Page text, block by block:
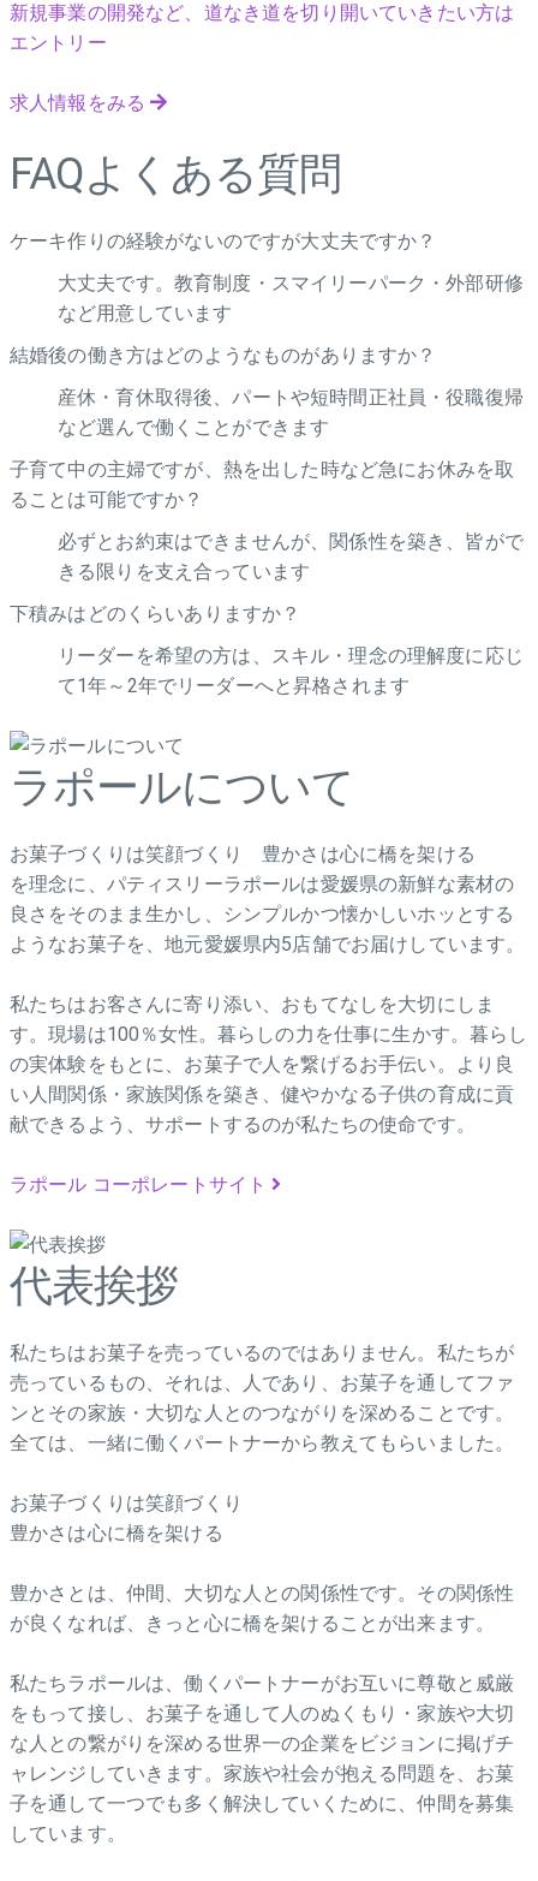
新規事業の開発など、道なき道を切り開いていきたい方は
エントリー
求人情報をみる
FAQよくある質問
ケーキ作りの経験がないのですが大丈夫ですか？
大丈夫です。教育制度・スマイリーパーク・外部研修
など用意しています
結婚後の働き方はどのようなものがありますか？
産休・育休取得後、パートや短時間正社員・役職復帰
など選んで働くことができます
子育て中の主婦ですが、熱を出した時など急にお休みを取
ることは可能ですか？
必ずとお約束はできませんが、関係性を築き、皆がで
きる限りを支え合っています
下積みはどのくらいありますか？
リーダーを希望の方は、スキル・理念の理解度に応じ
て1年～2年でリーダーへと昇格されます
ラポールについて
お菓子づくりは笑顔づくり 豊かさは心に橋を架ける
を理念に、パティスリーラポールは愛媛県の新鮮な素材の
良さをそのまま生かし、シンプルかつ懐かしいホッとする
ようなお菓子を、地元愛媛県内5店舗でお届けしています。
私たちはお客さんに寄り添い、おもてなしを大切にしま
す。現場は100％女性。暮らしの力を仕事に生かす。暮らし
の実体験をもとに、お菓子で人を繋げるお手伝い。より良
い人間関係・家族関係を築き、健やかなる子供の育成に貢
献できるよう、サポートするのが私たちの使命です。
ラポール コーポレートサイト
代表挨拶
私たちはお菓子を売っているのではありません。私たちが
売っているもの、それは、人であり、お菓子を通してファ
ンとその家族・大切な人とのつながりを深めることです。
全ては、一緒に働くパートナーから教えてもらいました。
お菓子づくりは笑顔づくり
豊かさは心に橋を架ける
豊かさとは、仲間、大切な人との関係性です。その関係性
が良くなれば、きっと心に橋を架けることが出来ます。
私たちラポールは、働くパートナーがお互いに尊敬と威厳
をもって接し、お菓子を通して人のぬくもり・家族や大切
な人との繋がりを深める世界一の企業をビジョンに掲げチ
ャレンジしていきます。家族や社会が抱える問題を、お菓
子を通して一つでも多く解決していくために、仲間を募集
しています。